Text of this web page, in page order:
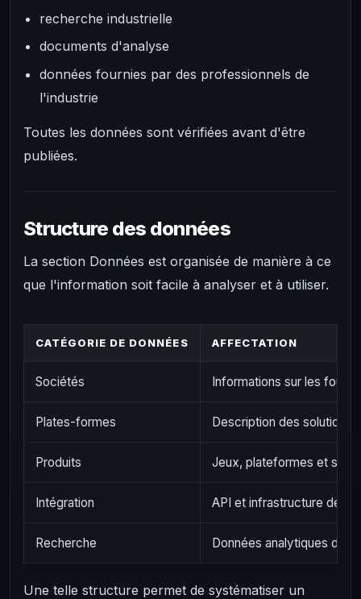
recherche industrielle
documents d'analyse
données fournies par des professionnels de
l'industrie
Toutes les données sont vérifiées avant d'être
publiées.
Structure des données
La section Données est organisée de manière à ce
que l'information soit facile à analyser et à utiliser.
CATÉGORIE DE DONNÉES AFFECTATION
Sociétés Informations sur les
Plates-formes Description des solutions
Produits Jeux, plateformes et
Intégration API et infrastructure de
Recherche Données analytiques de
Une telle structure permet de systématiser un